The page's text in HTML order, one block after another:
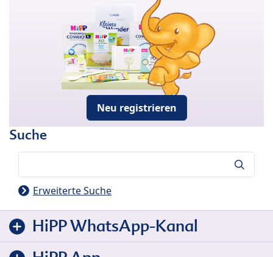
Neu registrieren
Suche
Erweiterte Suche
HiPP WhatsApp-Kanal